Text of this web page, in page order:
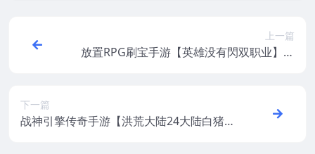
上一篇
放置RPG刷宝手游【英雄没有閃双职业】最
下一篇
战神引擎传奇手游【洪荒大陆24大陆白猪